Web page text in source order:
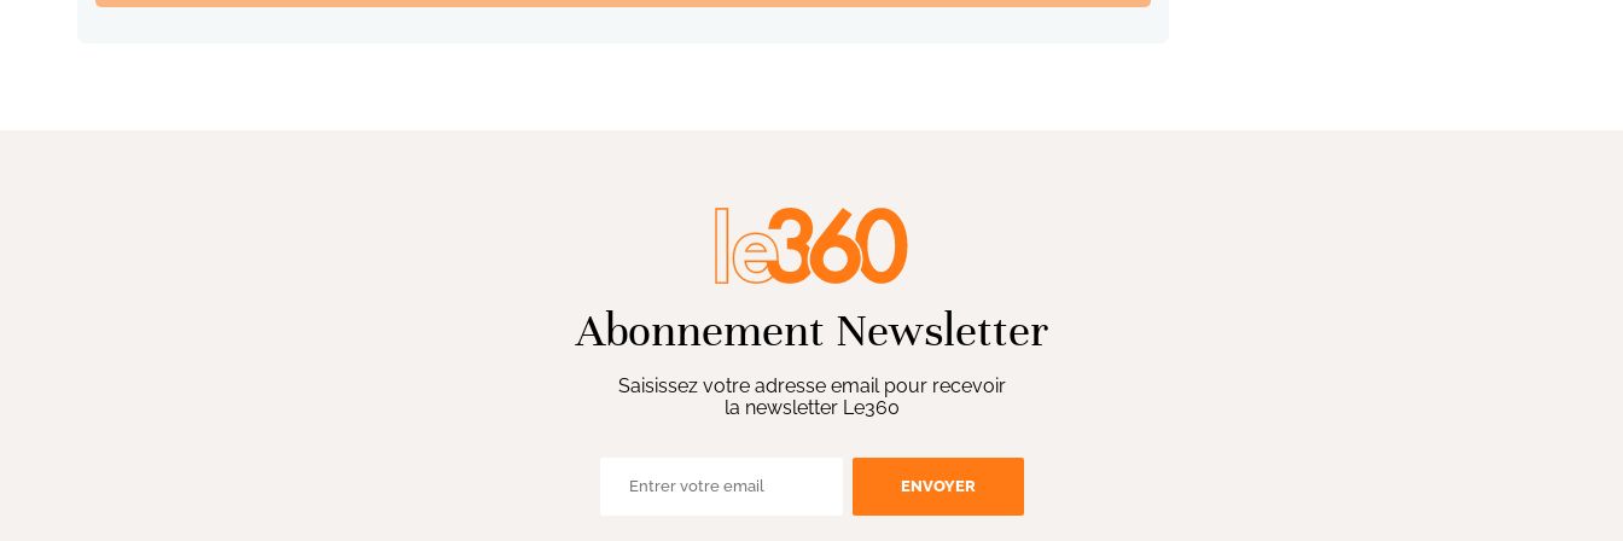
Abonnement Newsletter
Saisissez votre adresse email pour recevoir
la newsletter Le360
ENVOYER